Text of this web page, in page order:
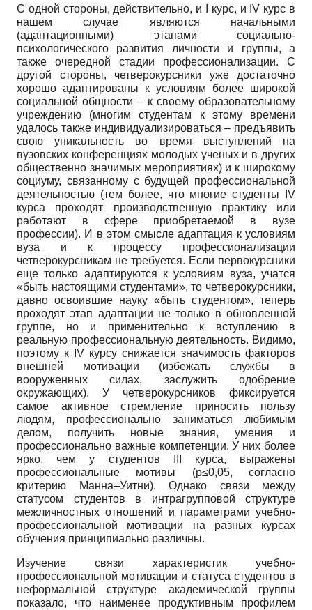
С одной стороны, действительно, и I курс, и IV курс в
нашем случае являются начальными
(адаптационными) этапами социально-
психологического развития личности и группы, а
также очередной стадии профессионализации. С
другой стороны, четверокурсники уже достаточно
хорошо адаптированы к условиям более широкой
социальной общности – к своему образовательному
учреждению (многим студентам к этому времени
удалось также индивидуализироваться – предъявить
свою уникальность во время выступлений на
вузовских конференциях молодых ученых и в других
общественно значимых мероприятиях) и к широкому
социуму, связанному с будущей профессиональной
деятельностью (тем более, что многие студенты IV
курса проходят производственную практику или
работают в сфере приобретаемой в вузе
профессии). И в этом смысле адаптация к условиям
вуза и к процессу профессионализации
четверокурсникам не требуется. Если первокурсники
еще только адаптируются к условиям вуза, учатся
«быть настоящими студентами», то четверокурсники,
давно освоившие науку «быть студентом», теперь
проходят этап адаптации не только в обновленной
группе, но и применительно к вступлению в
реальную профессиональную деятельность. Видимо,
поэтому к IV курсу снижается значимость факторов
внешней мотивации (избежать службы в
вооруженных силах, заслужить одобрение
окружающих). У четверокурсников фиксируется
самое активное стремление приносить пользу
людям, профессионально заниматься любимым
делом, получить новые знания, умения и
профессионально важные компетенции. У них более
ярко, чем у студентов III курса, выражены
профессиональные мотивы (р≤0,05, согласно
критерию Манна–Уитни). Однако связи между
статусом студентов в интрагрупповой структуре
межличностных отношений и параметрами учебно-
профессиональной мотивации на разных курсах
обучения принципиально различны.
Изучение связи характеристик учебно-
профессиональной мотивации и статуса студентов в
неформальной структуре академической группы
показало, что наименее продуктивным профилем